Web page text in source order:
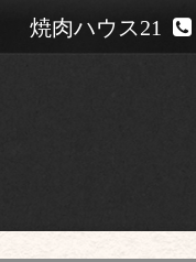
焼肉ハウス21